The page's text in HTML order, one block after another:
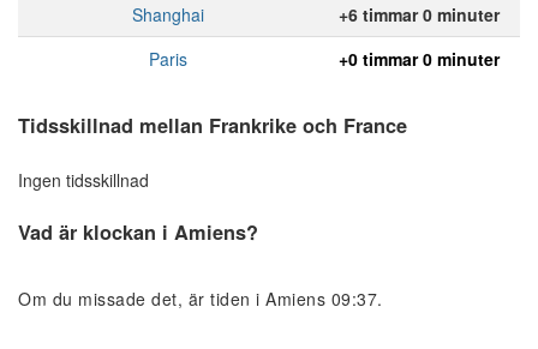
Shanghai
+6 timmar 0 minuter
Paris
+0 timmar 0 minuter
Tidsskillnad mellan Frankrike och France
Ingen tidsskillnad
Vad är klockan i Amiens?
Om du missade det, är tiden i Amiens 09:37.